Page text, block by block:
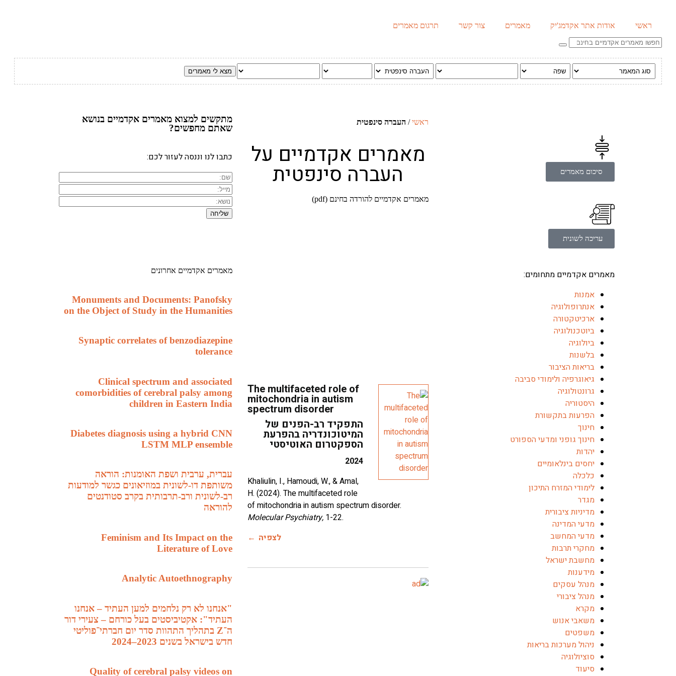
ראשי אודות אתר אקדמג'יק מאמרים צור קשר תרגום מאמרים
סיכום מאמרים
עריכה לשונית
מאמרים אקדמיים מתחומים:
אמנות
אנתרופולוגיה
ארכיטקטורה
ביוטכנולוגיה
ביולוגיה
בלשנות
בריאות הציבור
גיאוגרפיה ולימודי סביבה
גרונטולוגיה
היסטוריה
הפרעות בתקשורת
חינוך
חינוך גופני ומדעי הספורט
יהדות
יחסים בינלאומיים
כלכלה
לימודי המזרח התיכון
מגדר
מדיניות ציבורית
מדעי המדינה
מדעי המחשב
מחקרי תרבות
מחשבת ישראל
מידענות
מנהל עסקים
מנהל ציבורי
מקרא
משאבי אנוש
משפטים
ניהול מערכות בריאות
סוציולוגיה
סיעוד
ראשי/ העברה סינפטית
מאמרים אקדמיים על
העברה סינפטית
מאמרים אקדמיים להורדה בחינם (pdf)
The multifaceted role of
mitochondria in autism
spectrum disorder
התפקיד רב-הפנים של
המיטוכונדריה בהפרעת
הספקטרום האוטיסטי
2024
Khaliulin, I., Hamoudi, W., & Amal,
H. (2024). The multifaceted role
of mitochondria in autism spectrum disorder.
Molecular Psychiatry, 1-22.
לצפיה
מתקשים למצוא מאמרים אקדמיים בנושא
שאתם מחפשים?
כתבו לנו וננסה לעזור לכם:
מאמרים אקדמיים אחרונים
Monuments and Documents: Panofsky
on the Object of Study in the Humanities
Synaptic correlates of benzodiazepine
tolerance
Clinical spectrum and associated
comorbidities of cerebral palsy among
children in Eastern India
Diabetes diagnosis using a hybrid CNN
LSTM MLP ensemble
עברית, ערבית ושפת האומנות: הוראה
משותפת דו-לשונית במוזיאונים כגשר למודעות
רב-לשונית ורב-תרבותית בקרב סטודנטים
להוראה
Feminism and Its Impact on the
Literature of Love
Analytic Autoethnography
"אנחנו לא רק נלחמים למען העתיד – אנחנו
העתיד": אקטיביסטים בעל כורחם – צעירי דור
ה־Z בתהליך התהוות סדר יום חברתי־פוליטי
חדש בישראל בשנים 2023–2024
Quality of cerebral palsy videos on